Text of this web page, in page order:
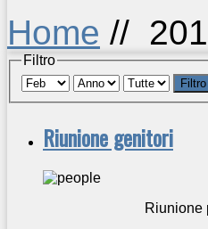
Home //
Filtro
Filtro
Riunione genitori
Riunione